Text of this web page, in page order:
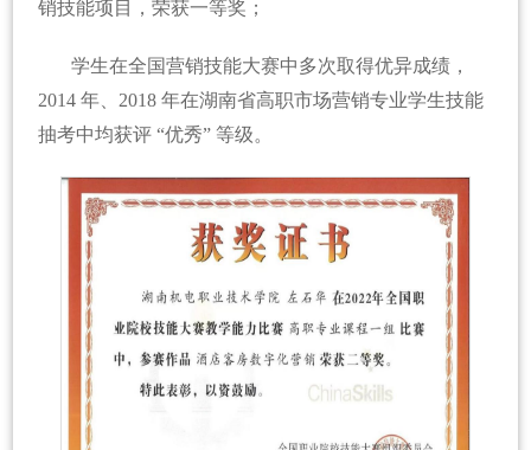
销技能项目，荣获一等奖；
学生在全国营销技能大赛中多次取得优异成绩，
2014 年、2018 年在湖南省高职市场营销专业学生技能
抽考中均获评 “优秀” 等级。